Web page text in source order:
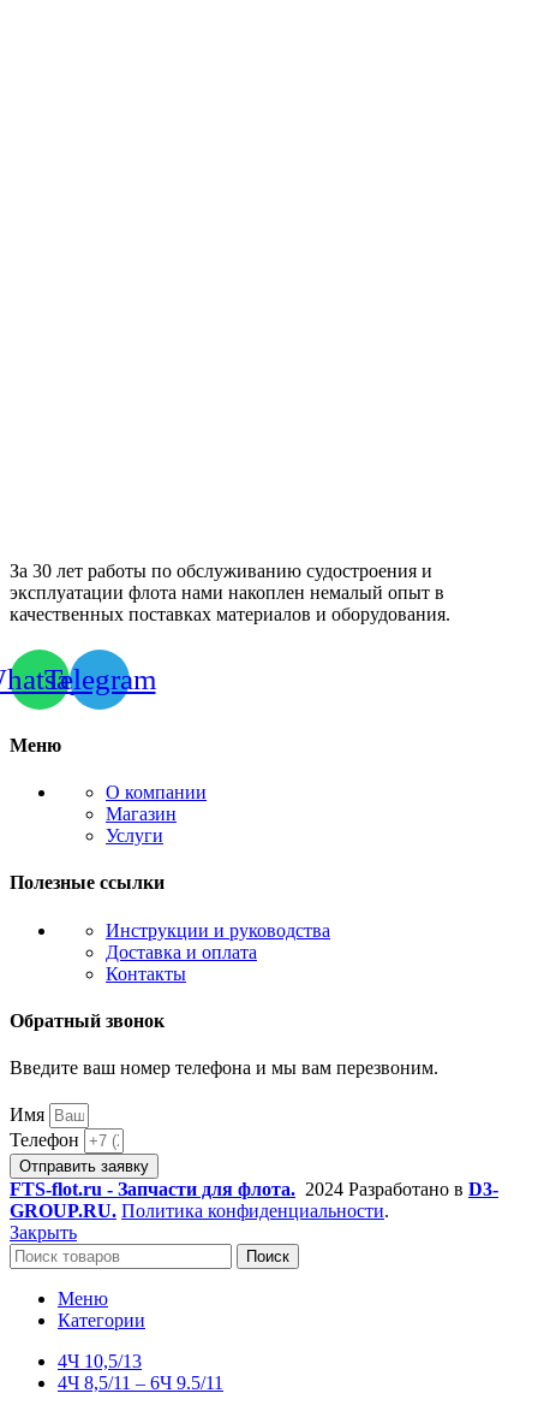
За 30 лет работы по обслуживанию судостроения и
эксплуатации флота нами накоплен немалый опыт в
качественных поставках материалов и оборудования.
Telegram
Меню
О компании
Магазин
Услуги
Полезные ссылки
Инструкции и руководства
Доставка и оплата
Контакты
Обратный звонок
Введите ваш номер телефона и мы вам перезвоним.
Имя
Телефон
Отправить заявку
FTS-flot.ru - Запчасти для флота. 2024 Разработано в D3-
GROUP.RU. Политика конфиденциальности.
Закрыть
Поиск
Меню
Категории
4Ч 10,5/13
4Ч 8,5/11 – 6Ч 9.5/11